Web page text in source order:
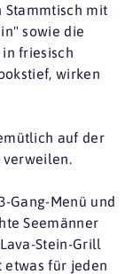
Stammtisch mit
sowie die
friesisch
wirken
auf der
verweilen.
Gang-Menü und
Seemänner
Stein-Grill
etwas für jeden